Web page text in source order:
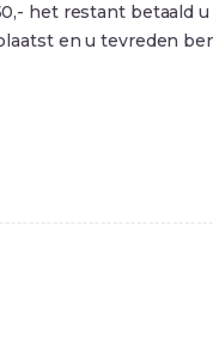
het restant betaald u
en u tevreden